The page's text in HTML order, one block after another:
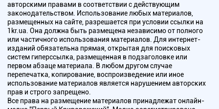
авторскими правами в соответствии с действующим
законодательством. Использование любых материалов,
размещенных на сайте, разрешается при условии ссылки на
1kr.ua. Она должна быть размещена независимо от полного
или частичного использования материалов. Для интернет-
изданий обязательна прямая, открытая для поисковых
систем гиперссылка, размещенная в подзаголовке или
первом абзаце материала. В любом другом случае
перепечатка, копирование, воспроизведение или иное
использование материалов является нарушением авторских
прав и строго запрещено.
Все права на размещение материалов принадлежат онлайн-